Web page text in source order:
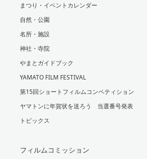
まつり・イベントカレンダー
自然・公園
名所・施設
神社・寺院
やまとガイドブック
YAMATO FILM FESTIVAL
第15回ショートフィルムコンペティション
ヤマトンに年賀状を送ろう 当選番号発表
トピックス
フィルムコミッション